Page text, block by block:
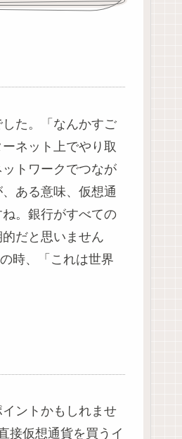
た。「なんかすご
ネット上でやり取
トワークでつなが
ある意味、仮想通
。銀行がすべての
だと思いません
時、「これは世界
ントかもしれませ
接仮想通貨を買うイ